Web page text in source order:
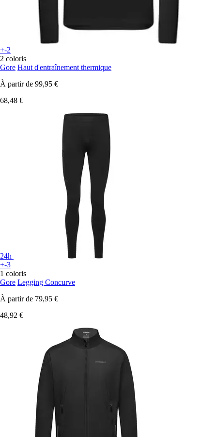
+-2
2 coloris
Gore Haut d'entraînement thermique
À partir de 99,95 €
68,48 €
24h
+-3
1 coloris
Gore Legging Concurve
À partir de 79,95 €
48,92 €